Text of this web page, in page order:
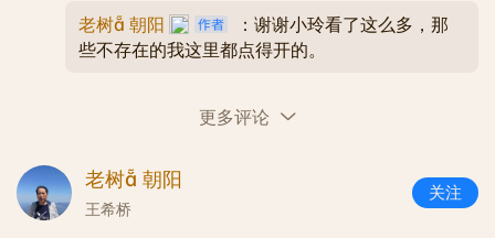
军队维护国家安全，守护人民安宁。粉碎国内外敌
人的挑衅、扼杀、破坏，勇猛顽强，不怕牺牲。抗
了几十年的和平发展环境。
老树 朝阳
：谢谢小玲看了这么多，那
些不存在的我这里都点得开的。
更多评论
老树 朝阳
王希桥
关注